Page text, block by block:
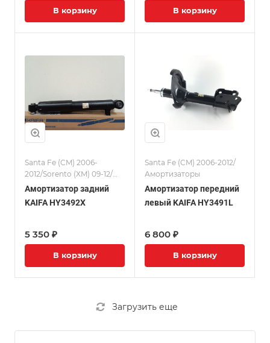
В корзину В корзину
Santa Fe (CM) 2006-
2012/Sorento (XM) 09-12/
Амортизаторы
Амортизатор задний
KAIFA HY3492X
5 350 ₽
В корзину
Santa Fe (CM) 2006-2012/
Амортизаторы
Амортизатор передний
левый KAIFA HY3491L
6 800 ₽
В корзину
Загрузить еще